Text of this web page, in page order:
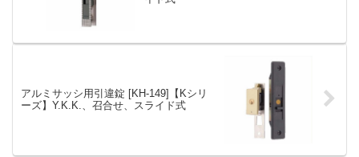
アルミサッシ用引違錠 [KH-149]【Kシリ
ーズ】Y.K.K.、召合せ、スライド式